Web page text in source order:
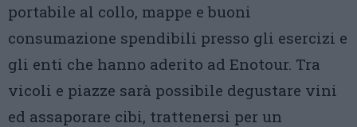
portabile al collo, mappe e buoni
consumazione spendibili presso gli esercizi e
gli enti che hanno aderito ad Enotour. Tra
vicoli e piazze sarà possibile degustare vini
ed assaporare cibi, trattenersi per un